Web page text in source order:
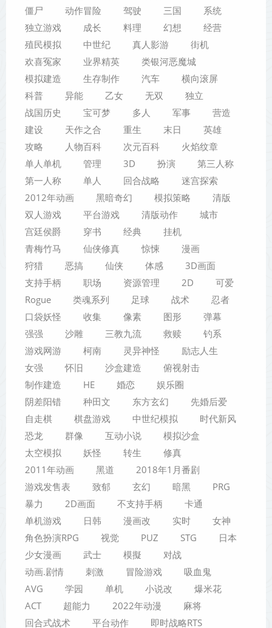
僵尸
动作冒险 驾驶 三国
系统
独立游戏
成长 料理 幻想
经营
殖民模拟
中世纪 真人影游
街机
欢喜冤家
业界精英
类银河恶魔城
模拟建造
生存制作 汽车
横向滚屏
科普
异能 乙女 无双
独立
战国历史
宝可梦 多人 军事
营造
建设
天作之合 重生 末日
英雄
攻略
人物百科 次元百科
火焰纹章
单人单机
管理 3D 扮演
第三人称
第一人称
单人 回合战略
迷宫探索
2012年动画
黑暗奇幻 模拟策略
清版
双人游戏
平台游戏 清版动作
城市
宫廷侯爵
穿书 经典
挂机
青梅竹马
仙侠修真 惊悚
漫画
狩猎
恶搞 仙侠 体感
3D画面
支持手柄
职场 资源管理 2D
可爱
Rogue
类魂系列 足球 战术
忍者
口袋妖怪
收集 像素 图形
弹幕
强强
沙雕 三教九流 救赎
钓系
游戏网游
柯南 灵异神怪
励志人生
女强
怀旧 沙盒建造
俯视射击
制作建造
HE 婚恋
娱乐圈
阴差阳错
种田文 东方玄幻
先婚后爱
自走棋
棋盘游戏 中世纪模拟
时代新风
恐龙
群像 互动小说
模拟沙盒
太空模拟
妖怪 转生
修真
2011年动画
黑道
2018年1月番剧
游戏发售表
致郁 玄幻 暗黑
PRG
暴力
2D画面 不支持手柄
卡通
单机游戏
日韩 漫画改 实时
女神
角色扮演RPG
视觉 PUZ STG
日本
少女漫画
武士 模擬
对战
动画.剧情
刺激 冒险游戏
吸血鬼
AVG
学园 单机 小说改
爆米花
ACT
超能力 2022年动漫
麻将
回合式战术
平台动作
即时战略RTS